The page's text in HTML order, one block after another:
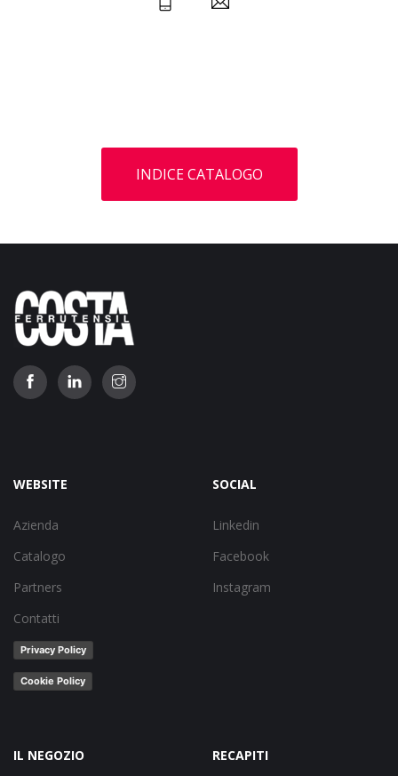
INDICE CATALOGO
WEBSITE
Azienda
Catalogo
Partners
Contatti
Privacy Policy
Cookie Policy
SOCIAL
Linkedin
Facebook
Instagram
IL NEGOZIO RECAPITI